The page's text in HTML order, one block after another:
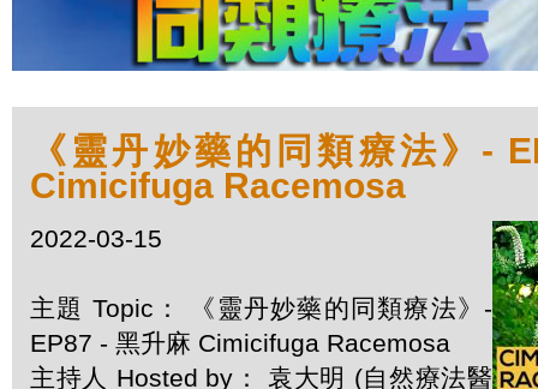
《靈丹妙藥的同類療法》-
Cimicifuga Racemosa
2022-03-15
主題 Topic： 《靈丹妙藥的同類療法》-
EP87 - 黑升麻 Cimicifuga Racemosa
主持人 Hosted by： 袁大明 (自然療法醫